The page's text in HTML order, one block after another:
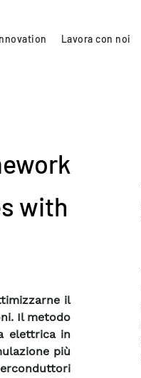
Lavora con noi
with
il
Il metodo
elettrica in
più